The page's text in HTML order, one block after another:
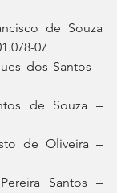
de Souza
07
dos Santos –
de Souza –
de Oliveira –
Santos –